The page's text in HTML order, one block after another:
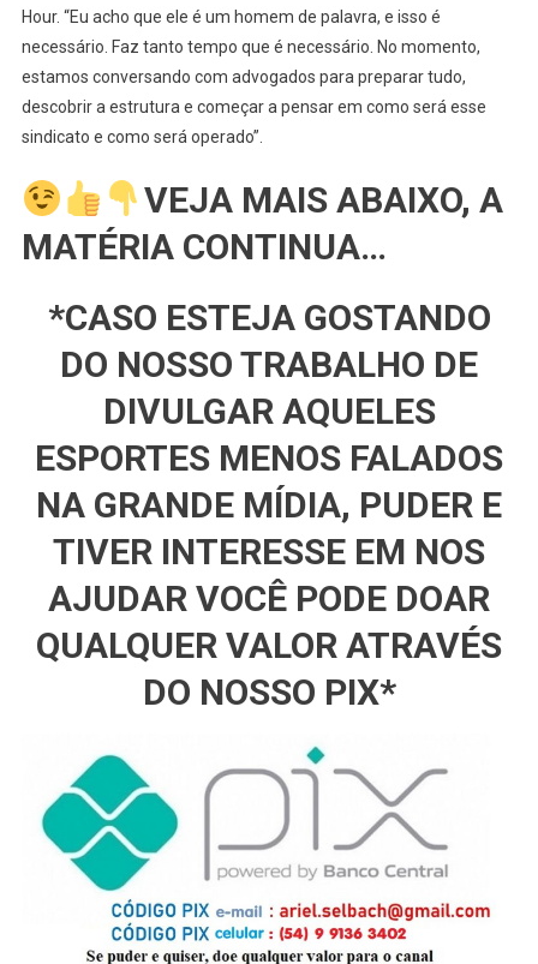
Lutadores
Hour. “Eu acho que ele é um homem de palavra, e isso é
necessário. Faz tanto tempo que é necessário. No momento,
estamos conversando com advogados para preparar tudo,
descobrir a estrutura e começar a pensar em como será esse
sindicato e como será operado”.
VEJA MAIS ABAIXO, A
MATÉRIA CONTINUA…
*CASO ESTEJA GOSTANDO
DO NOSSO TRABALHO DE
DIVULGAR AQUELES
ESPORTES MENOS FALADOS
NA GRANDE MÍDIA, PUDER E
TIVER INTERESSE EM NOS
AJUDAR VOCÊ PODE DOAR
QUALQUER VALOR ATRAVÉS
DO NOSSO PIX*